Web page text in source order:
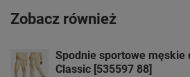
Zobacz również
Spodnie sportowe męskie
Classic [535597 88]